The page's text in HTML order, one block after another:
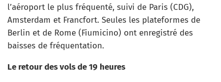
l’aéroport le plus fréquenté, suivi de Paris (CDG),
Amsterdam et Francfort. Seules les plateformes de
Berlin et de Rome (Fiumicino) ont enregistré des
baisses de fréquentation.
Le retour des vols de 19 heures